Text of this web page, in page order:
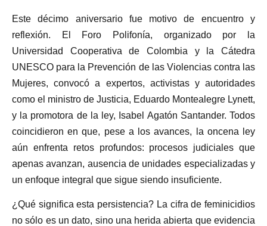
Este décimo aniversario fue motivo de encuentro y
reflexión. El Foro Polifonía, organizado por la
Universidad Cooperativa de Colombia y la Cátedra
UNESCO para la Prevención de las Violencias contra las
Mujeres, convocó a expertos, activistas y autoridades
como el ministro de Justicia, Eduardo Montealegre Lynett,
y la promotora de la ley, Isabel Agatón Santander. Todos
coincidieron en que, pese a los avances, la oncena ley
aún enfrenta retos profundos: procesos judiciales que
apenas avanzan, ausencia de unidades especializadas y
un enfoque integral que sigue siendo insuficiente.
¿Qué significa esta persistencia? La cifra de feminicidios
no sólo es un dato, sino una herida abierta que evidencia